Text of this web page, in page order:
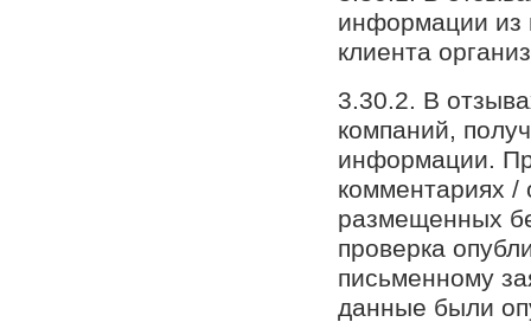
информации из
клиента
3.30.2. В
компаний,
информации.
комментариях /
размещенных
проверка
письменному
данные были